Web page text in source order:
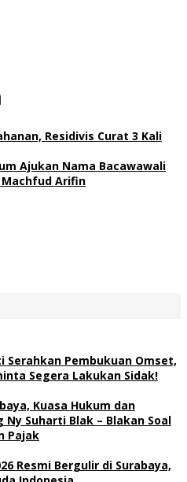
Residivis Curat 3 Kali
Ajukan Nama Bacawawali
Machfud Arifin
Serahkan Pembukuan Omset,
Segera Lakukan Sidak!
Kuasa Hukum dan
Ny Suharti Blak – Blakan Soal
Pajak
Resmi Bergulir di Surabaya,